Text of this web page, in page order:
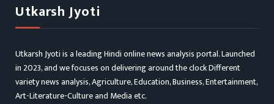
Utkarsh Jyoti
Utkarsh Jyoti is a leading Hindi online news analysis portal. Launched
in 2023, and we focuses on delivering around the clock Different
variety news analysis, Agriculture, Education, Business, Entertainment,
Art-Literature-Culture and Media etc.